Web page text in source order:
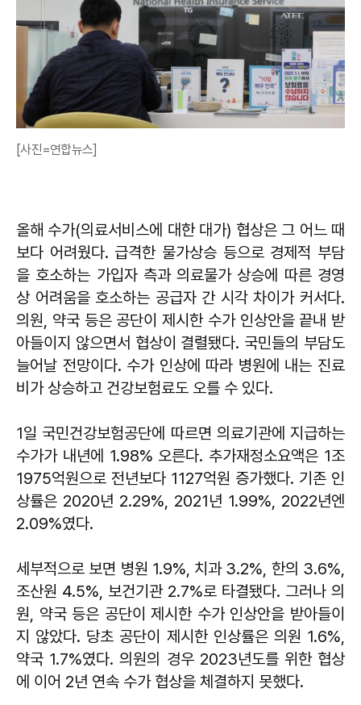
[사진=연합뉴스]
올해 수가(의료서비스에 대한 대가) 협상은 그 어느 때
보다 어려웠다. 급격한 물가상승 등으로 경제적 부담
을 호소하는 가입자 측과 의료물가 상승에 따른 경영
상 어려움을 호소하는 공급자 간 시각 차이가 커서다.
의원, 약국 등은 공단이 제시한 수가 인상안을 끝내 받
아들이지 않으면서 협상이 결렬됐다. 국민들의 부담도
늘어날 전망이다. 수가 인상에 따라 병원에 내는 진료
비가 상승하고 건강보험료도 오를 수 있다.
1일 국민건강보험공단에 따르면 의료기관에 지급하는
수가가 내년에 1.98% 오른다. 추가재정소요액은 1조
1975억원으로 전년보다 1127억원 증가했다. 기존 인
상률은 2020년 2.29%, 2021년 1.99%, 2022년엔
2.09%였다.
세부적으로 보면 병원 1.9%, 치과 3.2%, 한의 3.6%,
조산원 4.5%, 보건기관 2.7%로 타결됐다. 그러나 의
원, 약국 등은 공단이 제시한 수가 인상안을 받아들이
지 않았다. 당초 공단이 제시한 인상률은 의원 1.6%,
약국 1.7%였다. 의원의 경우 2023년도를 위한 협상
에 이어 2년 연속 수가 협상을 체결하지 못했다.